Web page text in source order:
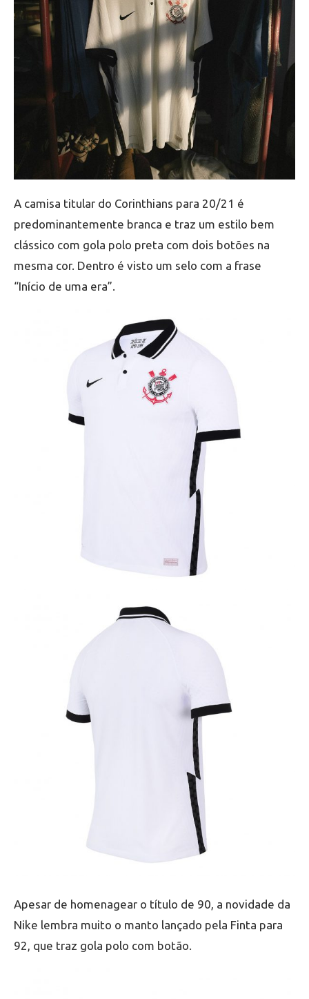
A camisa titular do Corinthians para 20/21 é
predominantemente branca e traz um estilo bem
clássico com gola polo preta com dois botões na
mesma cor. Dentro é visto um selo com a frase
“Início de uma era”.
Apesar de homenagear o título de 90, a novidade da
Nike lembra muito o manto lançado pela Finta para
92, que traz gola polo com botão.